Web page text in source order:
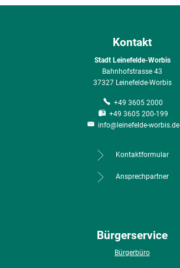
Kontakt
Stadt Leinefelde-Worbis
Bahnhofstrasse 43
37327 Leinefelde-Worbis
+49 3605 2000
+49 3605 200-199
info@leinefelde-worbis.de
Kontaktformular
Ansprechpartner
Bürgerservice
Bürgerbüro